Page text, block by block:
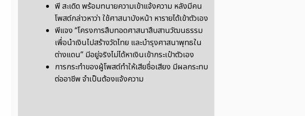
พี สะเดิด พร้อมทนายความเข้าแจ้งความ หลังมีคน
โพสต์กล่าวหาว่า ใช้ศาสนา​บังหน้า​ หารายได้เข้าตัวเอง
พีแจง “โครงการสืบทอดศาสนาสืบสานวัฒนธรรม
เพื่อนำเงินไปสร้างวัดไทย และบำรุงศาสนาพุทธใน
ต่างแดน” มีอยู่จริงไม่ได้หาเงินเข้ากระเป๋าตัวเอง
การกระทำของผู้โพสต์ทำให้เสียชื่อเสียง มีผลกระทบ
ต่ออาชีพ จำเป็นต้องแจ้งความ